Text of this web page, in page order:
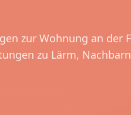
zur Wohnung an der
zu Lärm,